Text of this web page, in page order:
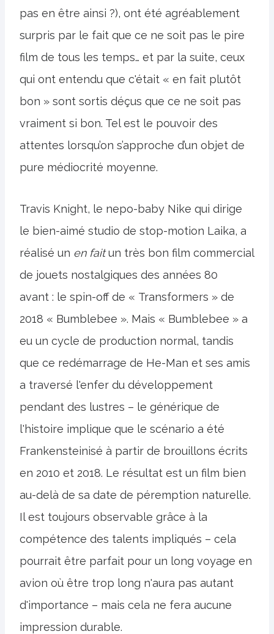
pas en être ainsi ?), ont été agréablement
surpris par le fait que ce ne soit pas le pire
film de tous les temps… et par la suite, ceux
qui ont entendu que c'était « en fait plutôt
bon » sont sortis déçus que ce ne soit pas
vraiment si bon. Tel est le pouvoir des
attentes lorsqu’on s’approche d’un objet de
pure médiocrité moyenne.
Travis Knight, le nepo-baby Nike qui dirige
le bien-aimé studio de stop-motion Laika, a
réalisé un en faitun très bon film commercial
de jouets nostalgiques des années 80
avant : le spin-off de « Transformers » de
2018 « Bumblebee ». Mais « Bumblebee » a
eu un cycle de production normal, tandis
que ce redémarrage de He-Man et ses amis
a traversé l'enfer du développement
pendant des lustres – le générique de
l'histoire implique que le scénario a été
Frankensteinisé à partir de brouillons écrits
en 2010 et 2018. Le résultat est un film bien
au-delà de sa date de péremption naturelle.
Il est toujours observable grâce à la
compétence des talents impliqués – cela
pourrait être parfait pour un long voyage en
avion où être trop long n'aura pas autant
d'importance – mais cela ne fera aucune
impression durable.